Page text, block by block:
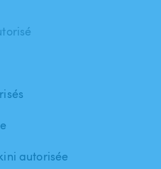
autorisée